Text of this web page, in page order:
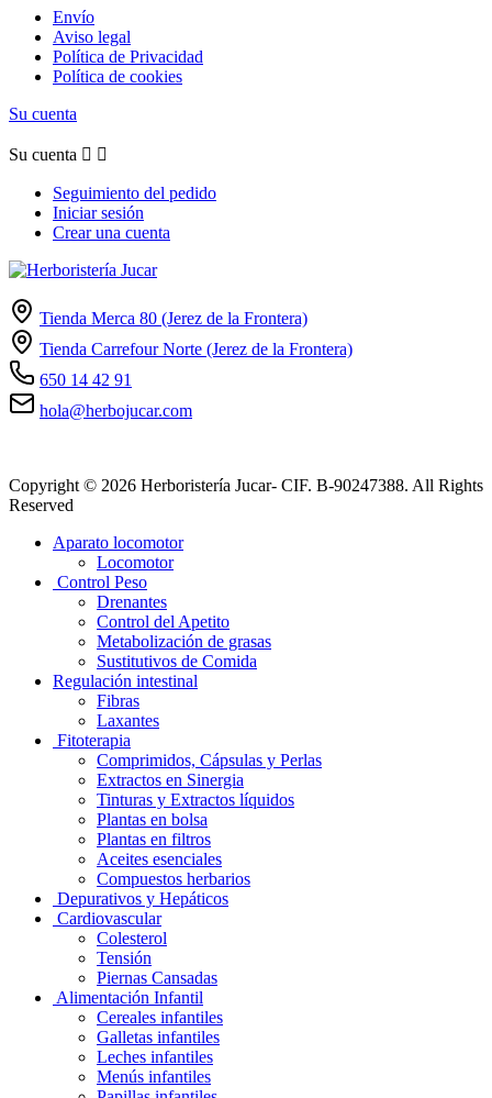
Envío
Aviso legal
Política de Privacidad
Política de cookies
Su cuenta
Su cuenta  
Seguimiento del pedido
Iniciar sesión
Crear una cuenta
Tienda Merca 80 (Jerez de la Frontera)
Tienda Carrefour Norte (Jerez de la Frontera)
650 14 42 91
hola@herbojucar.com
Copyright © 2026 Herboristería Jucar- CIF. B-90247388. All Rights
Reserved
Aparato locomotor
Locomotor
Control Peso
Drenantes
Control del Apetito
Metabolización de grasas
Sustitutivos de Comida
Regulación intestinal
Fibras
Laxantes
Fitoterapia
Comprimidos, Cápsulas y Perlas
Extractos en Sinergia
Tinturas y Extractos líquidos
Plantas en bolsa
Plantas en filtros
Aceites esenciales
Compuestos herbarios
Depurativos y Hepáticos
Cardiovascular
Colesterol
Tensión
Piernas Cansadas
Alimentación Infantil
Cereales infantiles
Galletas infantiles
Leches infantiles
Menús infantiles